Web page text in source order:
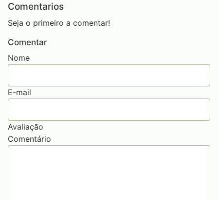
Comentarios
Seja o primeiro a comentar!
Comentar
Nome
E-mail
Avaliação
Comentário